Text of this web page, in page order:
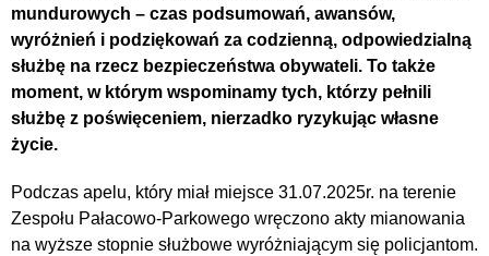
mundurowych – czas podsumowań, awansów,
wyróżnień i podziękowań za codzienną, odpowiedzialną
służbę na rzecz bezpieczeństwa obywateli. To także
moment, w którym wspominamy tych, którzy pełnili
służbę z poświęceniem, nierzadko ryzykując własne
życie.
Podczas apelu, który miał miejsce 31.07.2025r. na terenie
Zespołu Pałacowo-Parkowego wręczono akty mianowania
na wyższe stopnie służbowe wyróżniającym się policjantom.